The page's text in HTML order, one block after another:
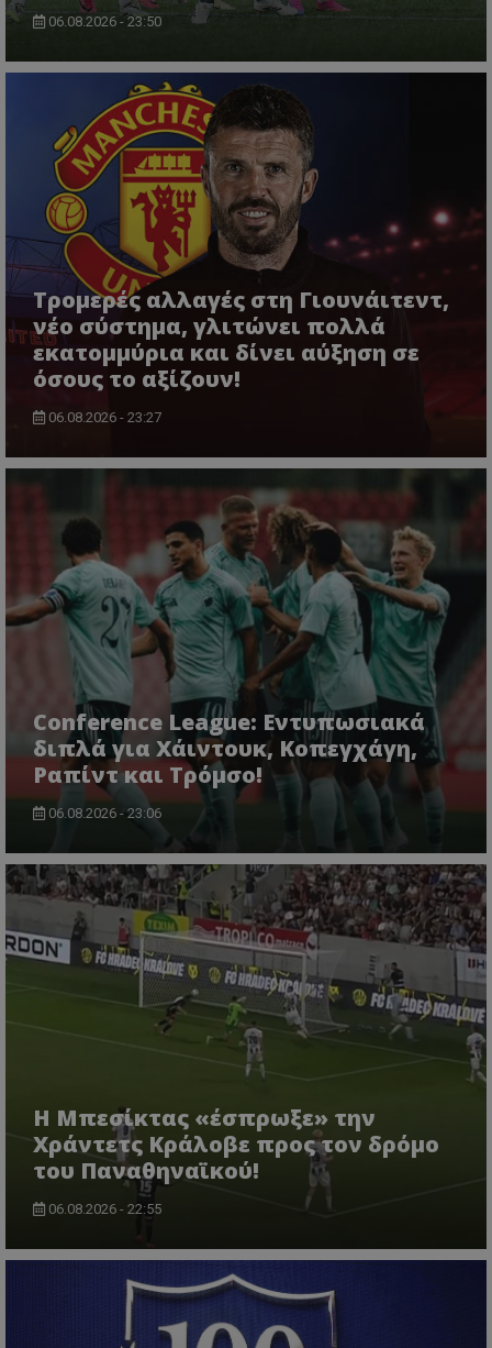
06.08.2026 - 23:50
Τρομερές αλλαγές στη Γιουνάιτεντ,
νέο σύστημα, γλιτώνει πολλά
εκατομμύρια και δίνει αύξηση σε
όσους το αξίζουν!
06.08.2026 - 23:27
Conference League: Εντυπωσιακά
διπλά για Χάιντουκ, Κοπεγχάγη,
Ραπίντ και Τρόμσο!
06.08.2026 - 23:06
Η Μπεσίκτας «έσπρωξε» την
Χράντετς Κράλοβε προς τον δρόμο
του Παναθηναϊκού!
06.08.2026 - 22:55